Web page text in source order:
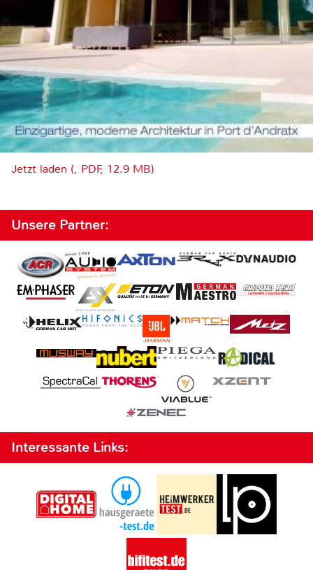
Jetzt laden (, PDF, 12.9 MB)
Unsere Partner:
Interessante Links: